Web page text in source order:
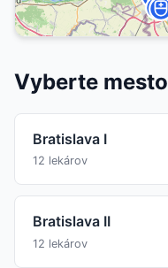
Vyberte mesto
Bratislava I
12 lekárov
Bratislava II
12 lekárov